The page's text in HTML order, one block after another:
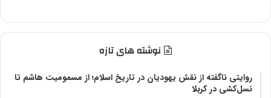
نوشته های تازه
روایتی ناگفته از نقش یهودیان در تاریخ اسلام؛ از مسمومیت هاشم تا
نسل‌کشی در کربلا